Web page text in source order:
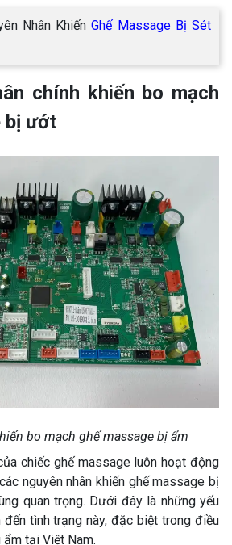
Nhân KhiếnGhế Massage Bị Sét
chính khiến bo mạch
bị ướt
bo mạch ghế massage bị ẩm
chiếc ghế massage luôn hoạt động
nguyên nhân khiến ghế massage bị
quan trọng. Dưới đây là những yếu
tình trạng này, đặc biệt trong điều
tại Việt Nam.